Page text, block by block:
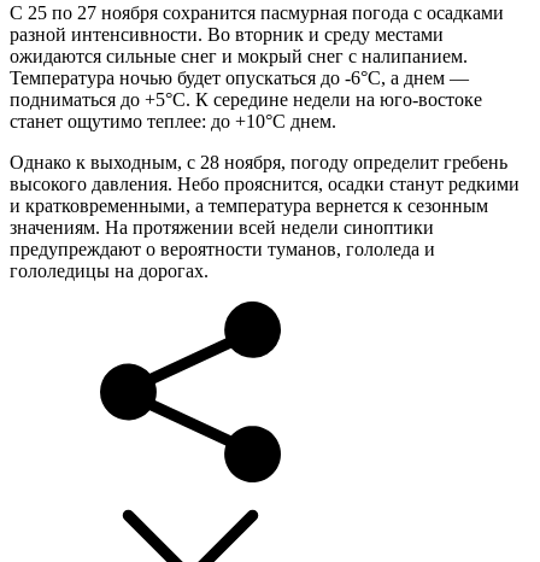
С 25 по 27 ноября сохранится пасмурная погода с осадками
разной интенсивности. Во вторник и среду местами
ожидаются сильные снег и мокрый снег с налипанием.
Температура ночью будет опускаться до -6°C, а днем —
подниматься до +5°C. К середине недели на юго-востоке
станет ощутимо теплее: до +10°C днем.
Однако к выходным, с 28 ноября, погоду определит гребень
высокого давления. Небо прояснится, осадки станут редкими
и кратковременными, а температура вернется к сезонным
значениям. На протяжении всей недели синоптики
предупреждают о вероятности туманов, гололеда и
гололедицы на дорогах.